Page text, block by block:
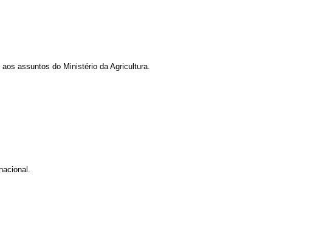
assuntos do Ministério da Agricultura.